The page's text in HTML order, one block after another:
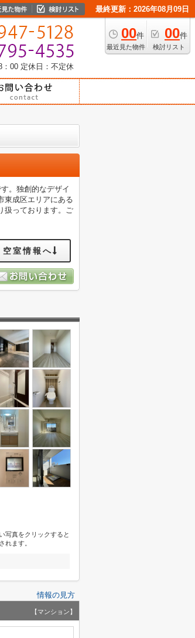
最終更新：2026年08月09日
00件
最近見た物件
00件
検討リスト
：00 定休日：不定休
。独創的なデザイ
東成区エリアにある
扱っております。ご
空室情報へ
写真をクリックすると
れます。
情報の見方
【マンション】